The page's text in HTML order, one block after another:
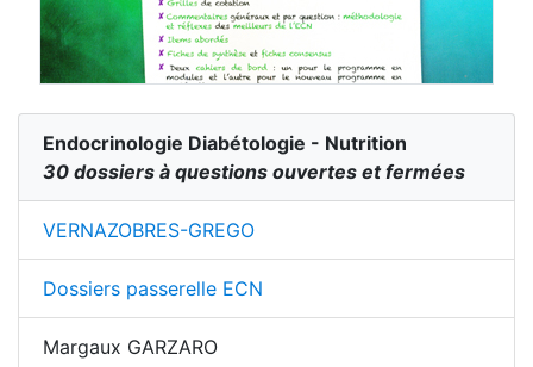
Endocrinologie Diabétologie - Nutrition
30 dossiers à questions ouvertes et fermées
VERNAZOBRES-GREGO
Dossiers passerelle ECN
Margaux GARZARO